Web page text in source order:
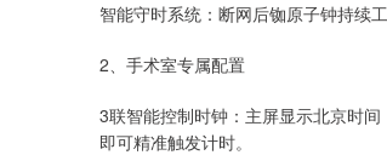
智能守时系统：断网后铷原子钟持续
2、手术室专属配置
3联智能控制时钟：主屏显示北京时
即可精准触发计时。